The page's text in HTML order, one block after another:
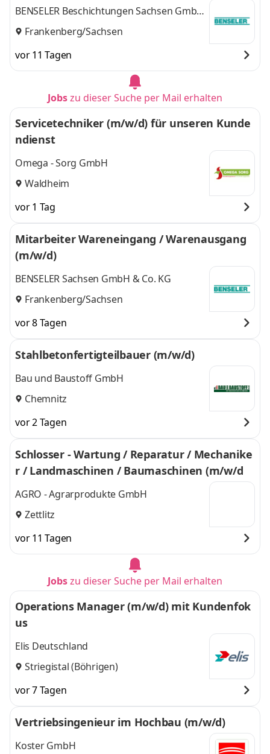
BENSELER Beschichtungen Sachsen GmbH
& Co. KG
Frankenberg/Sachsen
vor 11 Tagen
Jobszu dieser Suche per Mail erhalten
Servicetechniker (m/w/d) für unseren Kunde
ndienst
Omega - Sorg GmbH
Waldheim
vor 1 Tag
Mitarbeiter Wareneingang / Warenausgang
(m/w/d)
BENSELER Sachsen GmbH & Co. KG
Frankenberg/Sachsen
vor 8 Tagen
Stahlbetonfertigteilbauer (m/w/d)
Bau und Baustoff GmbH
Chemnitz
vor 2 Tagen
Schlosser - Wartung / Reparatur / Mechanike
r / Landmaschinen / Baumaschinen (m/w/d
AGRO - Agrarprodukte GmbH
Zettlitz
vor 11 Tagen
Jobszu dieser Suche per Mail erhalten
Operations Manager (m/w/d) mit Kundenfok
us
Elis Deutschland
Striegistal (Böhrigen)
vor 7 Tagen
Vertriebsingenieur im Hochbau (m/w/d)
Koster GmbH